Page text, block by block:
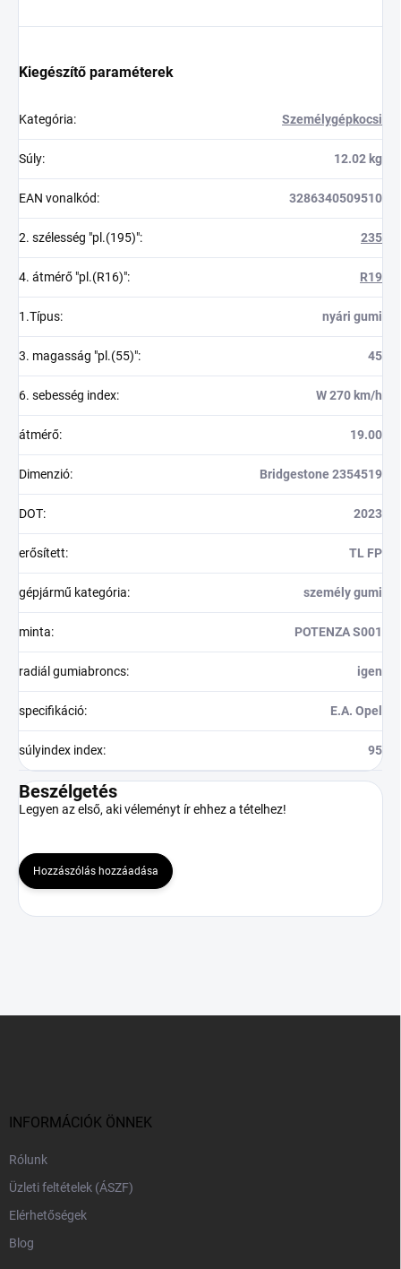
Kiegészítő paraméterek
Kategória: Személygépkocsi
Súly: 12.02 kg
EAN vonalkód: 3286340509510
2. szélesség "pl.(195)": 235
4. átmérő "pl.(R16)": R19
1.Típus: nyári gumi
3. magasság "pl.(55)": 45
6. sebesség index: W 270 km/h
átmérő: 19.00
Dimenzió: Bridgestone 2354519
DOT: 2023
erősített: TL FP
gépjármű kategória: személy gumi
minta: POTENZA S001
radiál gumiabroncs: igen
specifikáció: E.A. Opel
súlyindex index: 95
Beszélgetés
Legyen az első, aki véleményt ír ehhez a tételhez!
Hozzászólás hozzáadása
INFORMÁCIÓK ÖNNEK
Rólunk
Üzleti feltételek (ÁSZF)
Elérhetőségek
Blog